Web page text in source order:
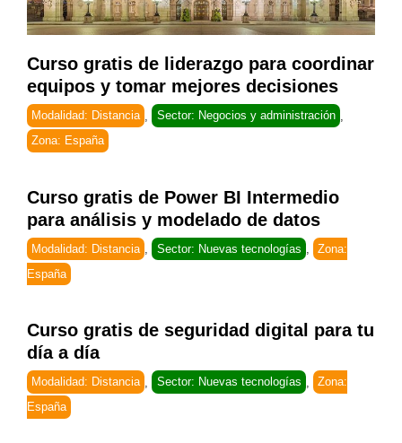
Curso gratis de liderazgo para coordinar
equipos y tomar mejores decisiones
Modalidad: Distancia Sector: Negocios y administración
Zona: España
Curso gratis de Power BI Intermedio
para análisis y modelado de datos
Modalidad: Distancia , Sector: Nuevas tecnologías ,
Zona:
España
Curso gratis de seguridad digital para tu
día a día
Modalidad: Distancia Sector: Nuevas tecnologías
Zona:
España